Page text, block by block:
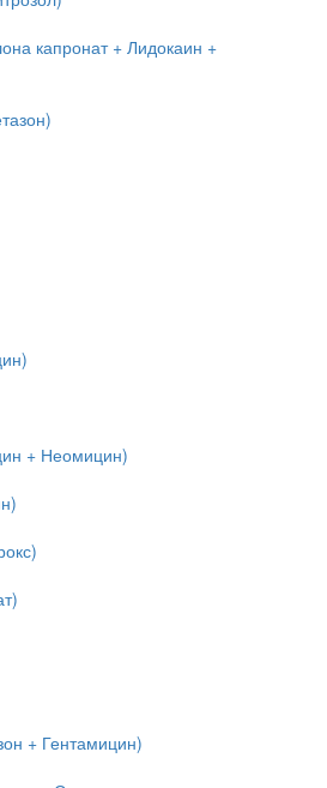
капронат + Лидокаин +
+ Неомицин)
+ Гентамицин)